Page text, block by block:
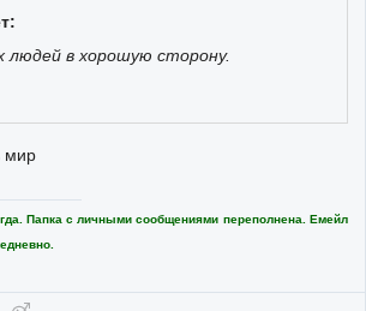
людей в хорошую сторону.
мир
Папка с личными сообщениями переполнена. Емейл